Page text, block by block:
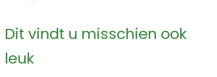
Dit vindt u misschien ook
leuk